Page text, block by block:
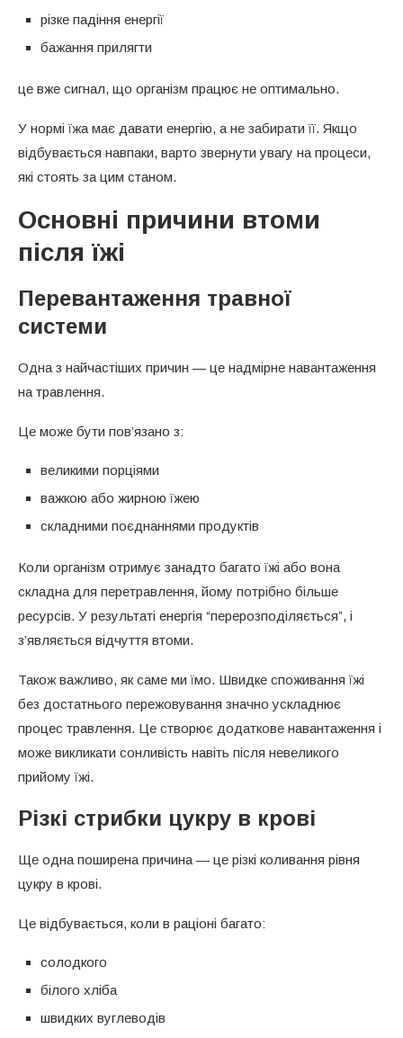
різке падіння енергії
бажання прилягти
це вже сигнал, що організм працює не оптимально.
У нормі їжа має давати енергію, а не забирати її. Якщо
відбувається навпаки, варто звернути увагу на процеси,
які стоять за цим станом.
Основні причини втоми
після їжі
Перевантаження травної
системи
Одна з найчастіших причин — це надмірне навантаження
на травлення.
Це може бути пов’язано з:
великими порціями
важкою або жирною їжею
складними поєднаннями продуктів
Коли організм отримує занадто багато їжі або вона
складна для перетравлення, йому потрібно більше
ресурсів. У результаті енергія “перерозподіляється”, і
з’являється відчуття втоми.
Також важливо, як саме ми їмо. Швидке споживання їжі
без достатнього пережовування значно ускладнює
процес травлення. Це створює додаткове навантаження і
може викликати сонливість навіть після невеликого
прийому їжі.
Різкі стрибки цукру в крові
Ще одна поширена причина — це різкі коливання рівня
цукру в крові.
Це відбувається, коли в раціоні багато:
солодкого
білого хліба
швидких вуглеводів